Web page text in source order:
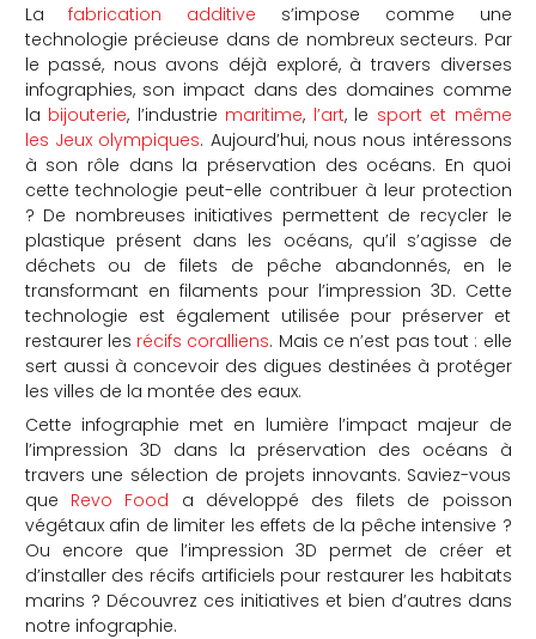
Lafabrication additive s’impose comme une
technologie précieuse dans de nombreux secteurs. Par
le passé, nous avons déjà exploré, à travers diverses
infographies, son impact dans des domaines comme
la bijouterie, l’industrie maritime, l’art, le sport et même
les Jeux olympiques. Aujourd’hui, nous nous intéressons
à son rôle dans la préservation des océans. En quoi
cette technologie peut-elle contribuer à leur protection
? De nombreuses initiatives permettent de recycler le
plastique présent dans les océans, qu’il s’agisse de
déchets ou de filets de pêche abandonnés, en le
transformant en filaments pour l’impression 3D. Cette
technologie est également utilisée pour préserver et
restaurer les récifs coralliens. Mais ce n’est pas tout : elle
sert aussi à concevoir des digues destinées à protéger
les villes de la montée des eaux.
Cette infographie met en lumière l’impact majeur de
l’impression 3D dans la préservation des océans à
travers une sélection de projets innovants. Saviez-vous
que Revo Food a développé des filets de poisson
végétaux afin de limiter les effets de la pêche intensive ?
Ou encore que l’impression 3D permet de créer et
d’installer des récifs artificiels pour restaurer les habitats
marins ? Découvrez ces initiatives et bien d’autres dans
notre infographie.